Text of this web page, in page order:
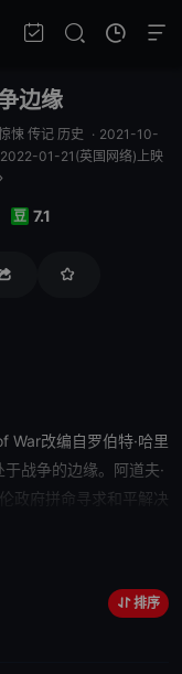
边缘
悚 传记 历史 · 2021-10-
01-21(英国网络)上映
豆 7.1
War改编自罗伯特·哈里
战争的边缘。阿道夫·
政府拼命寻求和平解决
德国外交官保罗·冯·哈
价？
排序